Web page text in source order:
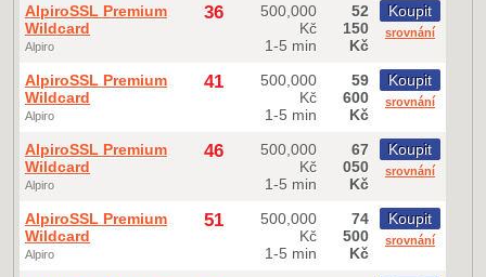
AlpiroSSL Premium
Wildcard
Alpiro
36
500,000
Kč
1-5 min
52
150
Kč
Koupit
srovnání
AlpiroSSL Premium
Wildcard
Alpiro
41
500,000
Kč
1-5 min
59
600
Kč
Koupit
srovnání
AlpiroSSL Premium
Wildcard
Alpiro
46
500,000
Kč
1-5 min
67
050
Kč
Koupit
srovnání
AlpiroSSL Premium
Wildcard
Alpiro
51
500,000
Kč
1-5 min
74
500
Kč
Koupit
srovnání